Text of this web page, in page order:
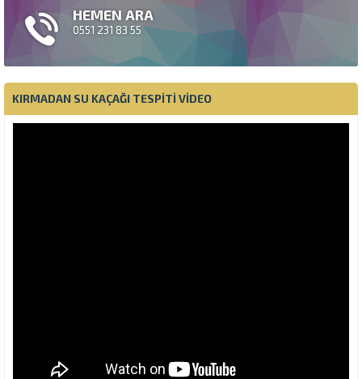
Tavan Kabardı...
HEMEN ARA
0551 231 83 55
KIRMADAN SU KAÇAĞI TESPITI VIDEO